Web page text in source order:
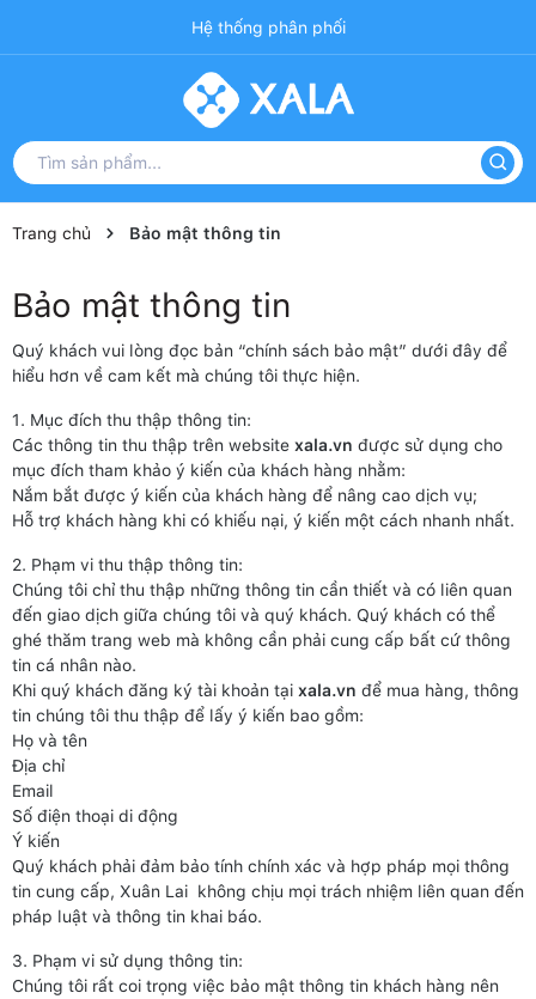
Hệ thống phân phối
Trang chủ Bảo mật thông tin
Bảo mật thông tin
Quý khách vui lòng đọc bản “chính sách bảo mật” dưới đây để
hiểu hơn về cam kết mà chúng tôi thực hiện.
1. Mục đích thu thập thông tin:
Các thông tin thu thập trên website xala.vn được sử dụng cho
mục đích tham khảo ý kiến của khách hàng nhằm:
Nắm bắt được ý kiến của khách hàng để nâng cao dịch vụ;
Hỗ trợ khách hàng khi có khiếu nại, ý kiến một cách nhanh nhất.
2. Phạm vi thu thập thông tin:
Chúng tôi chỉ thu thập những thông tin cần thiết và có liên quan
đến giao dịch giữa chúng tôi và quý khách. Quý khách có thể
ghé thăm trang web mà không cần phải cung cấp bất cứ thông
tin cá nhân nào.
Khi quý khách đăng ký tài khoản tại xala.vn để mua hàng, thông
tin chúng tôi thu thập để lấy ý kiến bao gồm:
Họ và tên
Địa chỉ
Email
Số điện thoại di động
Ý kiến
Quý khách phải đảm bảo tính chính xác và hợp pháp mọi thông
tin cung cấp, Xuân Lai không chịu mọi trách nhiệm liên quan đến
pháp luật và thông tin khai báo.
3. Phạm vi sử dụng thông tin:
Chúng tôi rất coi trọng việc bảo mật thông tin khách hàng nên